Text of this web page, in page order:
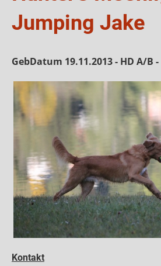
Jumping Jake
GebDatum 19.11.2013 - HD A/B
Kontakt